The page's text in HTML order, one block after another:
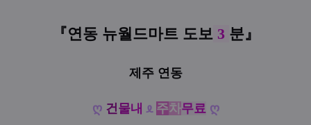
『연동 뉴월드마트 도보 3 분』
제주 연동
ღ 건물내 ᦸ 주차무료 ღ